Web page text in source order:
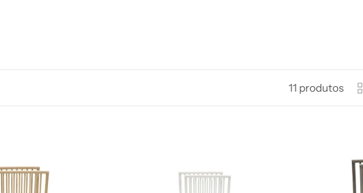
11 produtos